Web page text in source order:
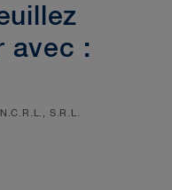
avec :
S.R.L.